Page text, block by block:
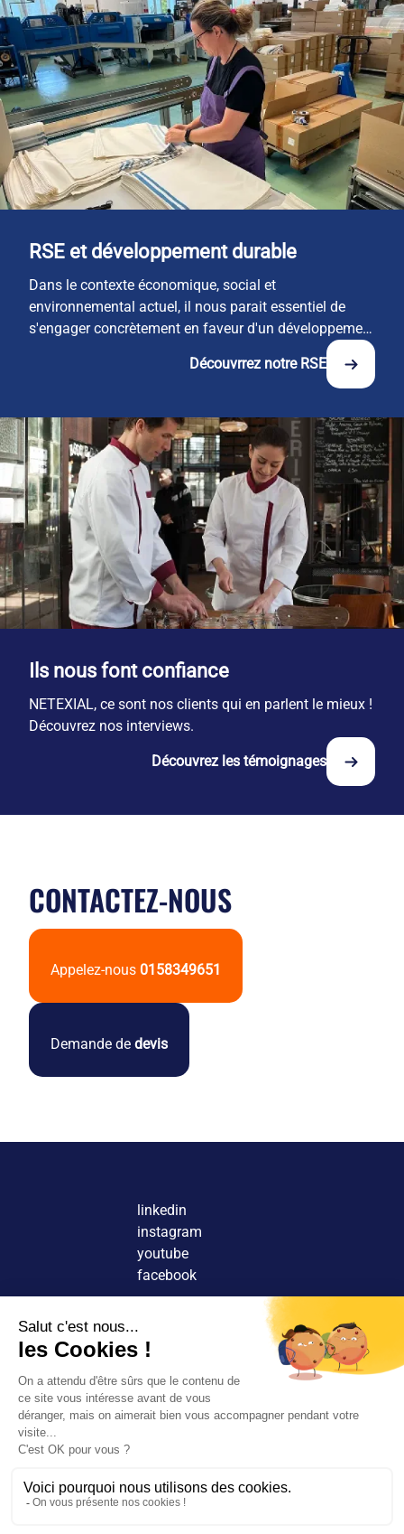
Rechercher
Rejoignez-
nous
RSE et développement durable
Dans le contexte économique, social et
environnemental actuel, il nous parait essentiel de
s'engager concrètement en faveur d'un développement
Découvrrez notre RSE
Ils nous font confiance
NETEXIAL, ce sont nos clients qui en parlent le mieux !
Découvrez nos interviews.
Découvrez les témoignages
CONTACTEZ-NOUS
Appelez-nous 0158349651
Demande de devis
linkedin
instagram
youtube
facebook
Découvrir nos agences
Rejoindre nos équipes
© 2026 Tous droits réservés.
Mentions légales
Politique de confidentialité